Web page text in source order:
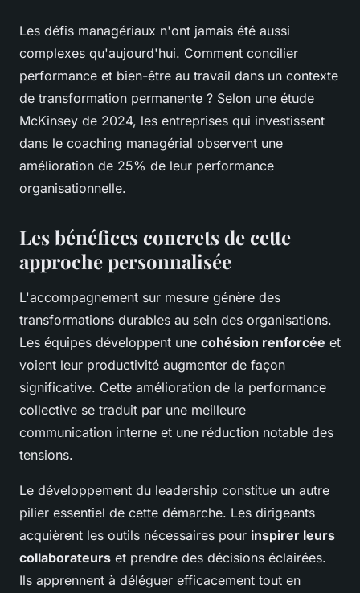
Les défis managériaux n'ont jamais été aussi
complexes qu'aujourd'hui. Comment concilier
performance et bien-être au travail dans un contexte
de transformation permanente ? Selon une étude
McKinsey de 2024, les entreprises qui investissent
dans le coaching managérial observent une
amélioration de 25% de leur performance
organisationnelle.
Les bénéfices concrets de cette
approche personnalisée
L'accompagnement sur mesure génère des
transformations durables au sein des organisations.
Les équipes développent une cohésion renforcée et
voient leur productivité augmenter de façon
significative. Cette amélioration de la performance
collective se traduit par une meilleure
communication interne et une réduction notable des
tensions.
Le développement du leadership constitue un autre
pilier essentiel de cette démarche. Les dirigeants
acquièrent les outils nécessaires pour inspirer leurs
collaborateurs et prendre des décisions éclairées.
Ils apprennent à déléguer efficacement tout en